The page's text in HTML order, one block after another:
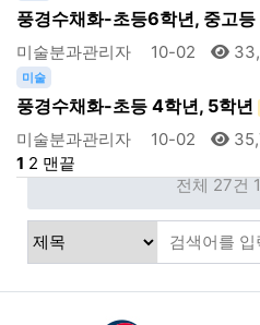
풍경수채화-초등6학년, 중고등
미술분과관리자 10-02
미술
풍경수채화-초등 4학년, 5학년
미술분과관리자 10-02
1 2 맨끝
전체 27건